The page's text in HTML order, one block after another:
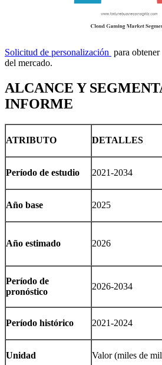
Solicitud de personalización para
del mercado.
ALCANCE Y
INFORME
ATRIBUTO DETALLES
Período de estudio 2021-2034
Año base 2025
Año estimado 2026
Período de
pronóstico
2026-2034
Período histórico 2021-2024
Unidad Valor (miles de